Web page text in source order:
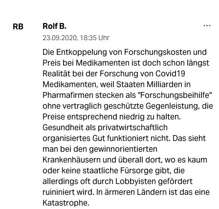
RB Rolf B.
23.09.2020, 18:35 Uhr
Die Entkoppelung von Forschungskosten und
Preis bei Medikamenten ist doch schon längst
Realität bei der Forschung von Covid19
Medikamenten, weil Staaten Milliarden in
Pharmafirmen stecken als "Forschungsbeihilfe"
ohne vertraglich geschützte Gegenleistung, die
Preise entsprechend niedrig zu halten.
Gesundheit als privatwirtschaftlich
organisiertes Gut funktioniert nicht. Das sieht
man bei den gewinnorientierten
Krankenhäusern und überall dort, wo es kaum
oder keine staatliche Fürsorge gibt, die
allerdings oft durch Lobbyisten gefördert
ruininiert wird. In ärmeren Ländern ist das eine
Katastrophe.